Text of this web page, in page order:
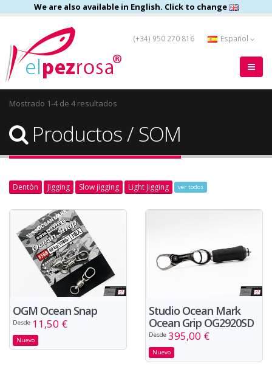
We are also available in English. Click to change
(+34) 950 270 816 Español
Mostrado 1-4 de 4 resultados
Productos / SOM
Dentòn Jigging Slow jigging Light Jigging ver todos
OGM Ocean Snap
Desde 11,50 €
Nuevo
Studio Ocean Mark
Ocean Grip OG2920SD
Desde 395,00 €
Nuevo